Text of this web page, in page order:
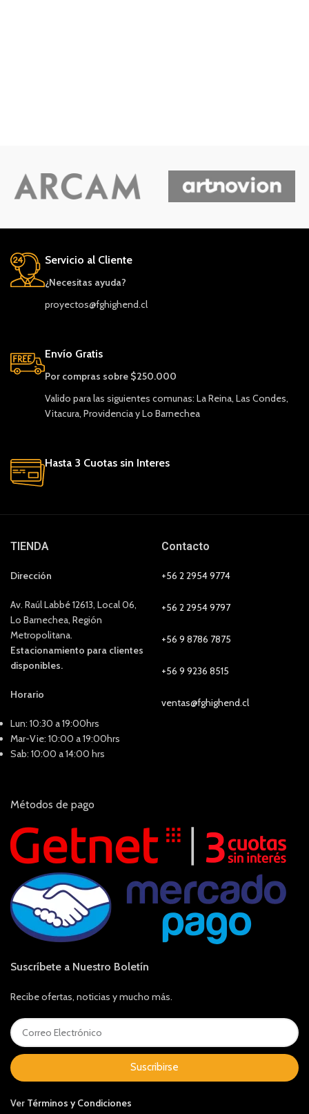
Servicio al Cliente
¿Necesitas ayuda?
proyectos@fghighend.cl
Envío Gratis
Por compras sobre $250.000
Valido para las siguientes comunas: La Reina, Las Condes,
Vitacura, Providencia y Lo Barnechea
Hasta 3 Cuotas sin Interes
TIENDA
Dirección
Av. Raúl Labbé 12613, Local 06,
Lo Barnechea, Región
Metropolitana.
Estacionamiento para clientes
disponibles.
Horario
Lun: 10:30 a 19:00hrs
Mar-Vie: 10:00 a 19:00hrs
Sab: 10:00 a 14:00 hrs
Contacto
+56 2 2954 9774
+56 2 2954 9797
+56 9 8786 7875
+56 9 9236 8515
ventas@fghighend.cl
Métodos de pago
Suscríbete a Nuestro Boletín
Recibe ofertas, noticias y mucho más.
Suscribirse
Ver Términos y Condiciones